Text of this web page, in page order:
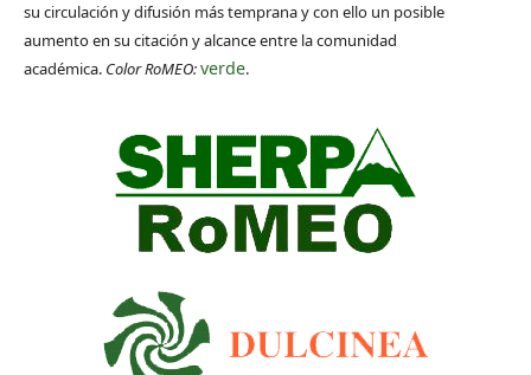
su circulación y difusión más temprana y con ello un posible
aumento en su citación y alcance entre la comunidad
académica. Color RoMEO:verde.